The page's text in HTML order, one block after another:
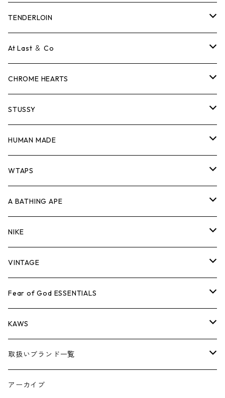
Tシャツ
ロンTEE
スウェット/ニット
シャツ
ジャケット
パンツ
キャップ・ハット
バッグ
シューズ
小物
コラボレーション
×THE NORTH FACE
×COMME des GARCONS
シーズンアイテム
26SS
BOX LOGOアイテム
TENDERLOIN
Tシャツ
ロンTEE
スウェット/ニット
シャツ
ジャケット
パンツ
キャップ・ハット
バッグ
シューズ
小物
At Last ＆ Co
Tシャツ
ロンTEE
スウェット/ニット
シャツ
ジャケット
パンツ
キャップ・ハット
バッグ
シューズ
小物
CHROME HEARTS
Tシャツ
ロンTEE
スウェット/ニット
シャツ
ジャケット
パンツ
キャップ・ハット
バッグ
シューズ
小物
STUSSY
Tシャツ
ロンTEE
スウェット/ニット
シャツ
ジャケット
パンツ
キャップ・ハット
バッグ
シューズ
HUMAN MADE
Tシャツ
ロンT
スウェット/ニット
シャツ
ジャケット
パンツ
キャップ
バッグ
WTAPS
Tシャツ
ロンTEE
スウェット/ニット
シャツ
ジャケット
パンツ
キャップ・ハット
A BATHING APE
Tシャツ
ロンTEE
スウェット/ニット
シャツ
ジャケット
パンツ
NIKE
シューズ
AIR JORDAN 1
AIR JORDAN 3
アパレル・小物
VINTAGE
Tシャツ
ロンTEE
スウェット/ニット
ジャケット
Fear of God ESSENTIALS
Tシャツ
ロンTEE
スウェット/ニット
KAWS
アパレル
小物
取扱いブランド一覧
A
アーカイブ